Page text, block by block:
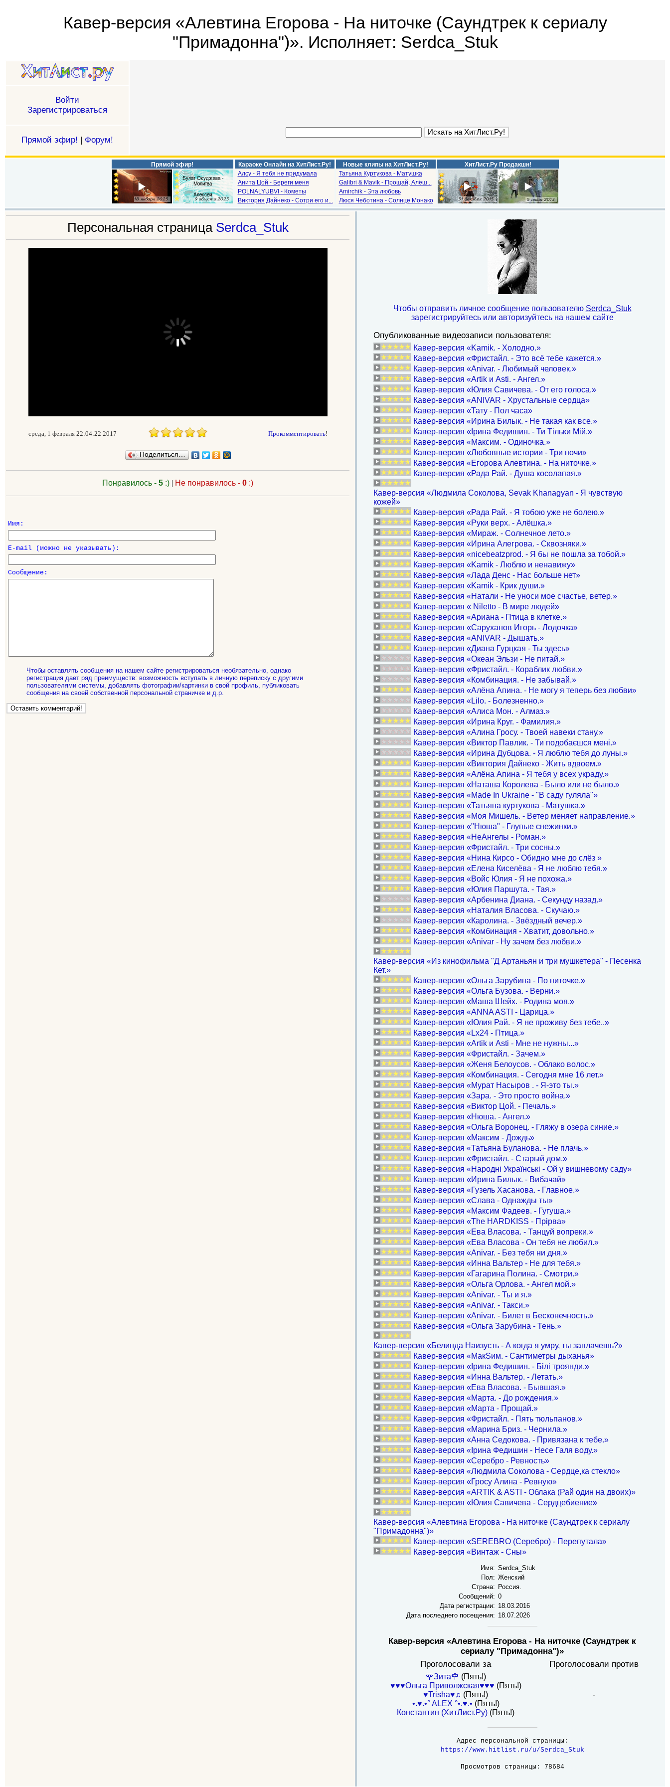
Кавер-версия «Алевтина Егорова - На ниточке (Саундтрек к сериалу
"Примадонна")». Исполняет: Serdca_Stuk
Войти
Зарегистрироваться
Прямой эфир! | Форум!
Прямой эфир!
Караоке Онлайн на ХитЛист.Ру!
Алсу - Я тебя не придумала
Анита Цой - Береги меня
POLNALYUBVI - Кометы
Виктория Дайнеко - Сотри его и...
Новые клипы на ХитЛист.Ру!
Татьяна Куртукова - Матушка
Galibri & Mavik - Прощай, Алёш...
Amirchik - Эта любовь
Люся Чеботина - Солнце Монако
ХитЛист.Ру Продакшн!
Персональная страница Serdca_Stuk
среда, 1 февраля 22:04:22 2017 Прокомментировать!
Поделиться…
Понравилось -5 :) | Не понравилось -0 :)
Имя:
E-mail (можно не указывать):
Сообщение:
Чтобы оставлять сообщения на нашем сайте регистрироваться необязательно, однако
регистрация дает ряд преимуществ: возможность вступать в личную переписку с другими
пользователями системы, добавлять фотографии/картинки в свой профиль, публиковать
сообщения на своей собственной персональной страничке и д.р.
Чтобы отправить личное сообщение пользователю Serdca_Stuk
зарегистрируйтесь или авторизуйтесь на нашем сайте
Опубликованные видеозаписи пользователя:
Кавер-версия «Kamik. - Холодно.»
Кавер-версия «Фристайл. - Это всё тебе кажется.»
Кавер-версия «Anivar. - Любимый человек.»
Кавер-версия «Artik и Asti. - Ангел.»
Кавер-версия «Юлия Савичева. - От его голоса.»
Кавер-версия «ANIVAR - Хрустальные сердца»
Кавер-версия «Тату - Пол часа»
Кавер-версия «Ирина Билык. - Не такая как все.»
Кавер-версия «Ірина Федишин. - Ти Тільки Мій.»
Кавер-версия «Максим. - Одиночка.»
Кавер-версия «Любовные истории - Три ночи»
Кавер-версия «Егорова Алевтина. - На ниточке.»
Кавер-версия «Рада Рай. - Душа косолапая.»
Кавер-версия «Людмила Соколова, Sevak Khanagyan - Я чувствую
кожей»
Кавер-версия «Рада Рай. - Я тобою уже не болею.»
Кавер-версия «Руки верх. - Алёшка.»
Кавер-версия «Мираж. - Солнечное лето.»
Кавер-версия «Ирина Алегрова. - Сквозняки.»
Кавер-версия «nicebeatzprod. - Я бы не пошла за тобой.»
Кавер-версия «Kamik - Люблю и ненавижу»
Кавер-версия «Лада Денс - Нас больше нет»
Кавер-версия «Kamik - Крик души.»
Кавер-версия «Натали - Не уноси мое счастье, ветер.»
Кавер-версия « Niletto - В мире людей»
Кавер-версия «Ариана - Птица в клетке.»
Кавер-версия «Саруханов Игорь - Лодочка»
Кавер-версия «ANIVAR - Дышать.»
Кавер-версия «Диана Гурцкая - Ты здесь»
Кавер-версия «Океан Эльзи - Не питай.»
Кавер-версия «Фристайл. - Кораблик любви.»
Кавер-версия «Комбинация. - Не забывай.»
Кавер-версия «Алёна Апина. - Не могу я теперь без любви»
Кавер-версия «Lilo. - Болезненно.»
Кавер-версия «Алиса Мон. - Алмаз.»
Кавер-версия «Ирина Круг. - Фамилия.»
Кавер-версия «Алина Гросу. - Твоей навеки стану.»
Кавер-версия «Виктор Павлик. - Ти подобаєшся мені.»
Кавер-версия «Ирина Дубцова. - Я люблю тебя до луны.»
Кавер-версия «Виктория Дайнеко - Жить вдвоем.»
Кавер-версия «Алёна Апина - Я тебя у всех украду.»
Кавер-версия «Наташа Королева - Было или не было.»
Кавер-версия «Made In Ukraine - "В саду гуляла"»
Кавер-версия «Татьяна куртукова - Матушка.»
Кавер-версия «Моя Мишель. - Ветер меняет направление.»
Кавер-версия «"Нюша" - Глупые снежинки.»
Кавер-версия «НеАнгелы - Роман.»
Кавер-версия «Фристайл. - Три сосны.»
Кавер-версия «Нина Кирсо - Обидно мне до слёз »
Кавер-версия «Елена Киселёва - Я не люблю тебя.»
Кавер-версия «Войс Юлия - Я не похожа.»
Кавер-версия «Юлия Паршута. - Тая.»
Кавер-версия «Арбенина Диана. - Секунду назад.»
Кавер-версия «Наталия Власова. - Скучаю.»
Кавер-версия «Каролина. - Звёздный вечер.»
Кавер-версия «Комбинация - Хватит, довольно.»
Кавер-версия «Anivar - Ну зачем без любви.»
Кавер-версия «Из кинофильма "Д Артаньян и три мушкетера" - Песенка
Кет.»
Кавер-версия «Ольга Зарубина - По ниточке.»
Кавер-версия «Ольга Бузова. - Верни.»
Кавер-версия «Маша Шейх. - Родина моя.»
Кавер-версия «ANNA ASTI - Царица.»
Кавер-версия «Юлия Рай. - Я не проживу без тебе..»
Кавер-версия «Lx24 - Птица.»
Кавер-версия «Artik и Asti - Мне не нужны...»
Кавер-версия «Фристайл. - Зачем.»
Кавер-версия «Женя Белоусов. - Облако волос.»
Кавер-версия «Комбинация. - Сегодня мне 16 лет.»
Кавер-версия «Мурат Насыров . - Я-это ты.»
Кавер-версия «Зара. - Это просто война.»
Кавер-версия «Виктор Цой. - Печаль.»
Кавер-версия «Нюша. - Ангел.»
Кавер-версия «Ольга Воронец. - Гляжу в озера синие.»
Кавер-версия «Максим - Дождь»
Кавер-версия «Татьяна Буланова. - Не плачь.»
Кавер-версия «Фристайл. - Старый дом.»
Кавер-версия «Народні Українські - Ой у вишневому саду»
Кавер-версия «Ирина Билык. - Вибачай»
Кавер-версия «Гузель Хасанова. - Главное.»
Кавер-версия «Слава - Однажды ты»
Кавер-версия «Максим Фадеев. - Гугуша.»
Кавер-версия «The HARDKISS - Прірва»
Кавер-версия «Ева Власова. - Танцуй вопреки.»
Кавер-версия «Ева Власова - Он тебя не любил.»
Кавер-версия «Anivar. - Без тебя ни дня.»
Кавер-версия «Инна Вальтер - Не для тебя.»
Кавер-версия «Гагарина Полина. - Смотри.»
Кавер-версия «Ольга Орлова. - Ангел мой.»
Кавер-версия «Anivar. - Ты и я.»
Кавер-версия «Anivar. - Такси.»
Кавер-версия «Anivar. - Билет в Бесконечность.»
Кавер-версия «Ольга Зарубина - Тень.»
Кавер-версия «Белинда Наизусть - А когда я умру, ты заплачешь?»
Кавер-версия «МакSим. - Сантиметры дыханья»
Кавер-версия «Ірина Федишин. - Білі троянди.»
Кавер-версия «Инна Вальтер. - Летать.»
Кавер-версия «Ева Власова. - Бывшая.»
Кавер-версия «Марта. - До рождения.»
Кавер-версия «Марта - Прощай.»
Кавер-версия «Фристайл. - Пять тюльпанов.»
Кавер-версия «Марина Бриз. - Чернила.»
Кавер-версия «Анна Седокова. - Привязана к тебе.»
Кавер-версия «Ірина Федишин - Несе Галя воду.»
Кавер-версия «Серебро - Ревность»
Кавер-версия «Людмила Соколова - Сердце,ка стекло»
Кавер-версия «Гросу Алина - Ревную»
Кавер-версия «ARTIK & ASTI - Облака (Рай один на двоих)»
Кавер-версия «Юлия Савичева - Сердцебиение»
Кавер-версия «Алевтина Егорова - На ниточке (Саундтрек к сериалу
"Примадонна")»
Кавер-версия «SEREBRO (Серебро) - Перепутала»
Кавер-версия «Винтаж - Сны»
Имя: Serdca_Stuk
Пол: Женский
Страна: Россия.
Сообщений: 0
Дата регистрации: 18.03.2016
Дата последнего посещения: 18.07.2026
Кавер-версия «Алевтина Егорова - На ниточке (Саундтрек к
сериалу "Примадонна")»
Проголосовали за
Проголосовали против
🌹Зита🌹 (Пять!)
♥♥♥Ольга Приволжская♥♥♥ (Пять!)
♥Trisha♥♫ (Пять!)
•.♥.•° ALEX °•.♥.• (Пять!)
Константин (ХитЛист.Ру) (Пять!)
-
Адрес персональной страницы:
https://www.hitlist.ru/u/Serdca_Stuk
Просмотров страницы: 78684